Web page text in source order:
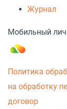
Журнал
Мобильный
Политика
на обработку
договор